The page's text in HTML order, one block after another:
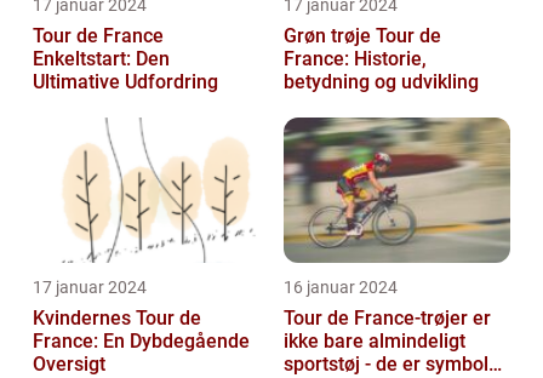
17 januar 2024
Tour de France
Enkeltstart: Den
Ultimative Udfordring
17 januar 2024
Grøn trøje Tour de
France: Historie,
betydning og udvikling
17 januar 2024
Kvindernes Tour de
France: En Dybdegående
Oversigt
16 januar 2024
Tour de France-trøjer er
ikke bare almindeligt
sportstøj - de er symboler